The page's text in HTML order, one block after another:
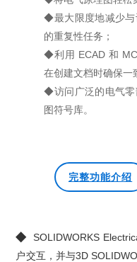
◆最大限度地减少与
的重复性任务；
◆利用 ECAD 和
在创建文档时确保一
◆访问广泛的电气零
图符号库。
完整功能介绍
◆ SOLIDWORKS
户交互，并与3D